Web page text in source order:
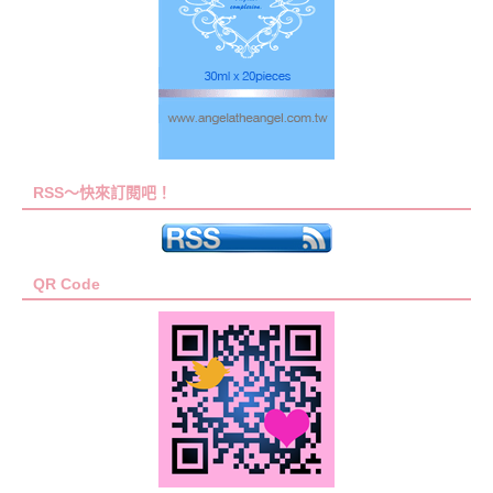
RSS～快來訂閱吧！
QR Code